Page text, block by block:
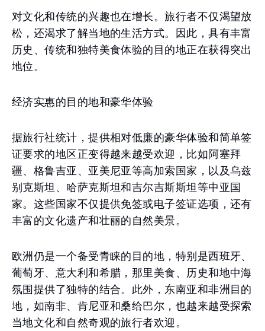
对文化和传统的兴趣也在增长。旅行者不仅渴望放
松，还渴求了解当地的生活方式。因此，具有丰富
历史、传统和独特美食体验的目的地正在获得突出
地位。
经济实惠的目的地和豪华体验
据旅行社统计，提供相对低廉的豪华体验和简单签
证要求的地区正变得越来越受欢迎，比如阿塞拜
疆、格鲁吉亚、亚美尼亚等高加索国家，以及乌兹
别克斯坦、哈萨克斯坦和吉尔吉斯斯坦等中亚国
家。这些国家不仅提供免签或电子签证选项，还有
丰富的文化遗产和壮丽的自然美景。
欧洲仍是一个备受青睐的目的地，特别是西班牙、
葡萄牙、意大利和希腊，那里美食、历史和地中海
氛围提供了独特的结合。此外，东南亚和非洲目的
地，如南非、肯尼亚和桑给巴尔，也越来越受探索
当地文化和自然奇观的旅行者欢迎。